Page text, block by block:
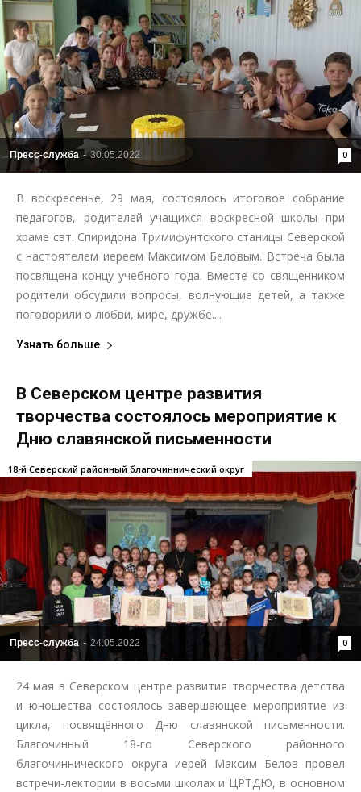
Пресс-служба - 30.05.2022 0
В воскресенье, 29 мая, состоялось итоговое собрание
педагогов, родителей учащихся воскресной школы при
храме свт. Спиридона Тримифунтского станицы Северской
с настоятелем иереем Максимом Беловым. Встреча была
посвящена концу учебного года. Вместе со священником
родители обсудили вопросы, волнующие детей, а также
поговорили о любви, мире, дружбе....
Узнать больше
В Северском центре развития
творчества состоялось мероприятие к
Дню славянской письменности
Пресс-служба - 24.05.2022 0
18-й Северский районный благочиннический округ
24 мая в Северском центре развития творчества детства
и юношества состоялось завершающее мероприятие из
цикла, посвящённого Дню славянской письменности.
Благочинный 18-го Северского районного
благочиннического округа иерей Максим Белов провел
встречи-лектории в восьми школах и ЦРТДЮ, в основном